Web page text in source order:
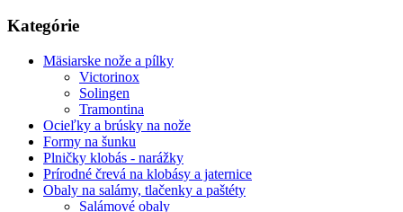
Kategórie
Mäsiarske nože a pílky
Victorinox
Solingen
Tramontina
Ocieľky a brúsky na nože
Formy na šunku
Plničky klobás - narážky
Prírodné črevá na klobásy a jaternice
Obaly na salámy, tlačenky a paštéty
Salámové obaly